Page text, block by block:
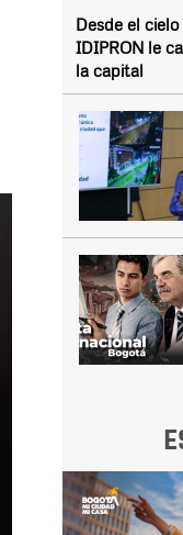
Desde el
IDIPRON le
la capital